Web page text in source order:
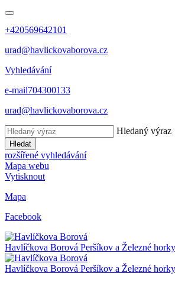
+420569642101
urad@havlickovaborova.cz
Vyhledávání
e-mail704300133
urad@havlickovaborova.cz
Hledaný výraz
Hledat
rozšířené vyhledávání
Mapa webu
Vytisknout
Mapa
Facebook
Havlíčkova Borová Peršíkov a Železné horky
Havlíčkova Borová Peršíkov a Železné horky